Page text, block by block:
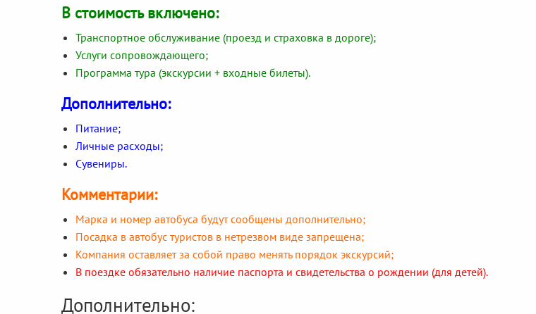
В стоимость включено:
Транспортное обслуживание (проезд и страховка в дороге);
Услуги сопровождающего;
Программа тура (экскурсии + входные билеты).
Дополнительно:
Питание;
Личные расходы;
Сувениры.
Комментарии:
Марка и номер автобуса будут сообщены дополнительно;
Посадка в автобус туристов в нетрезвом виде запрещена;
Компания оставляет за собой право менять порядок экскурсий;
В поездке обязательно наличие паспорта и свидетельства о рождении (для детей).
Дополнительно: